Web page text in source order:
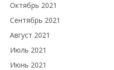
Октябрь 2021
Сентябрь 2021
Август 2021
Июль 2021
Июнь 2021